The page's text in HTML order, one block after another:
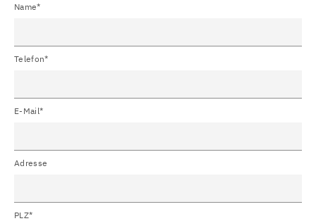
Name*
Telefon*
E-Mail*
Adresse
PLZ*